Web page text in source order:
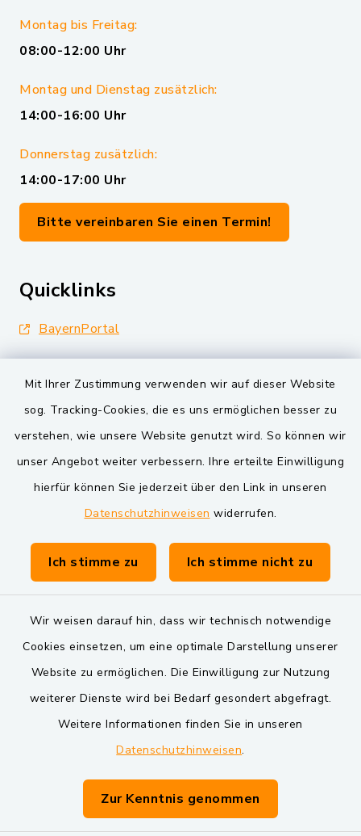
Mit Ihrer Zustimmung verwenden wir auf dieser Website
sog. Tracking-Cookies, die es uns ermöglichen besser zu
verstehen, wie unsere Website genutzt wird. So können wir
unser Angebot weiter verbessern. Ihre erteilte Einwilligung
hierfür können Sie jederzeit über den Link in unseren
Datenschutzhinweisen widerrufen.
Ich stimme zu Ich stimme nicht zu
Wir weisen darauf hin, dass wir technisch notwendige
Cookies einsetzen, um eine optimale Darstellung unserer
Website zu ermöglichen. Die Einwilligung zur Nutzung
weiterer Dienste wird bei Bedarf gesondert abgefragt.
Weitere Informationen finden Sie in unseren
Datenschutzhinweisen.
Zur Kenntnis genommen
Montag bis Freitag:
08:00-12:00 Uhr
Montag und Dienstag zusätzlich:
14:00-16:00 Uhr
Donnerstag zusätzlich:
14:00-17:00 Uhr
Bitte vereinbaren Sie einen Termin!
Quicklinks
BayernPortal
Landkreis Schwandorf
VG und Gemeinden
Markt Schwarzenfeld
Gemeinde Schwarzach bei Nabburg
Verwaltungsgemeinschaft Schwarzenfeld
Barrierefreiheit
Impressum